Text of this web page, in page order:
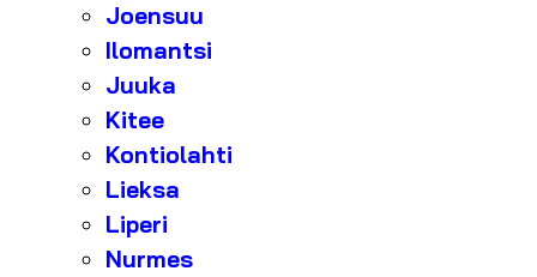
Joensuu
Ilomantsi
Juuka
Kitee
Kontiolahti
Lieksa
Liperi
Nurmes